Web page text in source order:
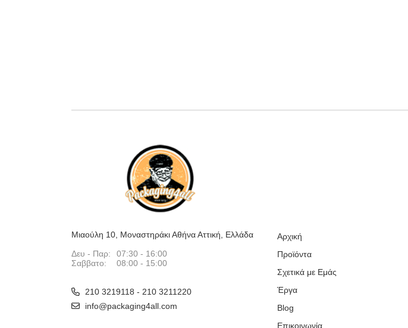
Μιαούλη 10, Μοναστηράκι Αθήνα Αττική, Ελλάδα
Δευ - Παρ:
Σαββατο:
07:30 - 16:00
08:00 - 15:00
210 3219118 - 210 3211220
info@packaging4all.com
Αρχική
Προϊόντα
Σχετικά με Εμάς
Έργα
Blog
Επικοινωνία